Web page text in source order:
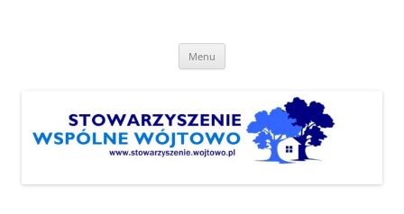
Wójtowo"
Menu